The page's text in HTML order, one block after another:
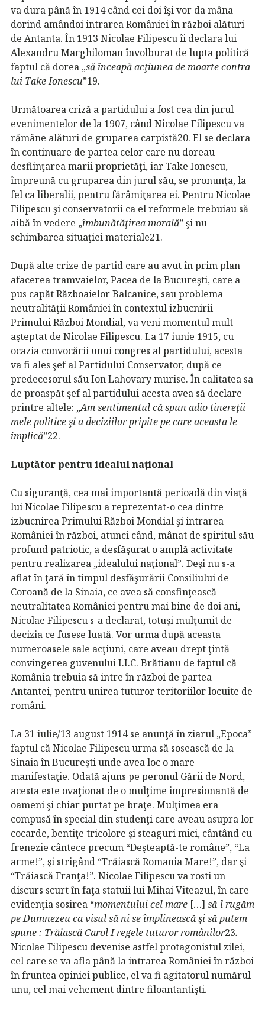
va dura până în 1914 când cei doi îşi vor da mâna
dorind amândoi intrarea României în război alături
de Antanta. În 1913 Nicolae Filipescu îi declara lui
Alexandru Marghiloman învolburat de lupta politică
faptul că dorea „săînceapă acţiunea de moarte contra
lui Take Ionescu”19.
Următoarea criză a partidului a fost cea din jurul
evenimentelor de la 1907, când Nicolae Filipescu va
rămâne alături de gruparea carpistă20. El se declara
în continuare de partea celor care nu doreau
desfiinţarea marii proprietăţi, iar Take Ionescu,
împreună cu gruparea din jurul său, se pronunţa, la
fel ca liberalii, pentru fărâmiţarea ei. Pentru Nicolae
Filipescu şi conservatorii ca el reformele trebuiau să
aibă în vedere „îmbunătăţirea morală” şi nu
schimbarea situaţiei materiale21.
După alte crize de partid care au avut în prim plan
afacerea tramvaielor, Pacea de la Bucureşti, care a
pus capăt Războaielor Balcanice, sau problema
neutralităţii României în contextul izbucnirii
Primului Război Mondial, va veni momentul mult
aşteptat de Nicolae Filipescu. La 17 iunie 1915, cu
ocazia convocării unui congres al partidului, acesta
va fi ales şef al Partidului Conservator, după ce
predecesorul său Ion Lahovary murise. În calitatea sa
de proaspăt şef al partidului acesta avea să declare
printre altele: „Am sentimentul căspun adio tinereţii
mele politice şi a deciziilor pripite pe care aceasta le
implică”22.
Luptător pentru idealul național
Cu siguranţă, cea mai importantă perioadă din viaţă
lui Nicolae Filipescu a reprezentat-o cea dintre
izbucnirea Primului Război Mondial şi intrarea
României în război, atunci când, mânat de spiritul său
profund patriotic, a desfăşurat o amplă activitate
pentru realizarea „idealului naţional”. Deşi nu s-a
aflat în ţară în timpul desfăşurării Consiliului de
Coroană de la Sinaia, ce avea să consfinţească
neutralitatea României pentru mai bine de doi ani,
Nicolae Filipescu s-a declarat, totuşi mulţumit de
decizia ce fusese luată. Vor urma după aceasta
numeroasele sale acţiuni, care aveau drept ţintă
convingerea guvenului I.I.C. Brătianu de faptul că
România trebuia să intre în război de partea
Antantei, pentru unirea tuturor teritoriilor locuite de
români.
La 31 iulie/13 august 1914 se anunţă în ziarul „Epoca”
faptul că Nicolae Filipescu urma să sosească de la
Sinaia în Bucureşti unde avea loc o mare
manifestaţie. Odată ajuns pe peronul Gării de Nord,
acesta este ovaţionat de o mulţime impresionantă de
oameni şi chiar purtat pe braţe. Mulţimea era
compusă în special din studenţi care aveau asupra lor
cocarde, bentiţe tricolore şi steaguri mici, cântând cu
frenezie cântece precum “Deşteaptă-te române”, “La
arme!”, şi strigând “Trăiască Romania Mare!”, dar şi
“Trăiască Franţa!”. Nicolae Filipescu va rosti un
discurs scurt în faţa statuii lui Mihai Viteazul, în care
evidenţia sosirea “momentului cel mare […] să-l rugăm
pe Dumnezeu ca visul să ni se împlinească şi să putem
spune : Trăiască Carol I regele tuturor românilor23.
Nicolae Filipescu devenise astfel protagonistul zilei,
cel care se va afla până la intrarea României în război
în fruntea opiniei publice, el va fi agitatorul numărul
unu, cel mai vehement dintre filoantantişti.